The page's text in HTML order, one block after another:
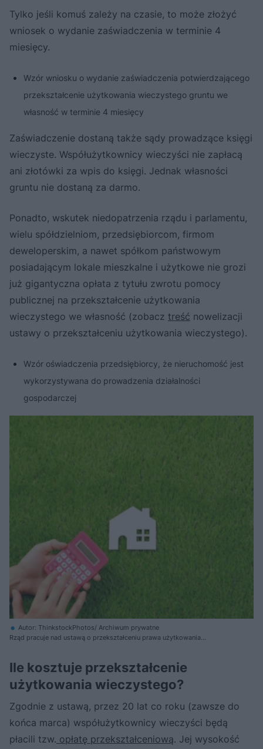
Tylko jeśli komuś zależy na czasie, to może złożyć
wniosek o wydanie zaświadczenia w terminie 4
miesięcy.
Wzór wniosku o wydanie zaświadczenia potwierdzającego
przekształcenie użytkowania wieczystego gruntu we
własność w terminie 4 miesięcy
Zaświadczenie dostaną także sądy prowadzące księgi
wieczyste. Współużytkownicy wieczyści nie zapłacą
ani złotówki za wpis do księgi. Jednak własności
gruntu nie dostaną za darmo.
Ponadto, wskutek niedopatrzenia rządu i parlamentu,
wielu spółdzielniom, przedsiębiorcom, firmom
deweloperskim, a nawet spółkom państwowym
posiadającym lokale mieszkalne i użytkowe nie grozi
już gigantyczna opłata z tytułu zwrotu pomocy
publicznej na przekształcenie użytkowania
wieczystego we własność (zobacz treść nowelizacji
ustawy o przekształceniu użytkowania wieczystego).
Wzór oświadczenia przedsiębiorcy, że nieruchomość jest
wykorzystywana do prowadzenia działalności
gospodarczej
Autor: ThinkstockPhotos/ Archiwum prywatne
Rząd pracuje nad ustawą o przekształceniu prawa użytkowania
Ile kosztuje przekształcenie
użytkowania wieczystego?
Zgodnie z ustawą, przez 20 lat co roku (zawsze do
końca marca) współużytkownicy wieczyści będą
płacili tzw. opłatę przekształceniową. Jej wysokość